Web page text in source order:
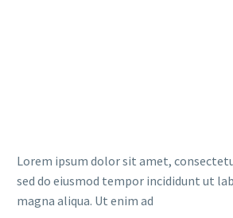
Lorem ipsum dolor sit amet,
sed do eiusmod tempor incididunt ut
magna aliqua. Ut enim ad